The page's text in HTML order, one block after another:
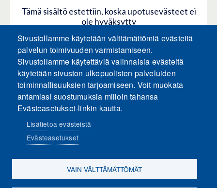
Tämä sisältö estettiin, koska upotusevästeet ei
ole hyväksytty
HYVÄKSY KAIKKI EVÄSTEET
Hyväksy vain upotusevästeet
Sosiaalinen media
Sivustollamme käytetään välttämättömiä evästeitä
palvelun toimivuuden varmistamiseen.
Sivustollamme käytettäviä valinnaisia evästeitä
käytetään sivuston ulkopuolisten palveluiden
toiminnallisuuksien tarjoamiseen. Voit muokata
antamiasi suostumuksia milloin tahansa
Evästeasetukset-linkin kautta.
Lisätietoa evästeistä
Evästeasetukset
VAIN VÄLTTÄMÄTTÖMÄT